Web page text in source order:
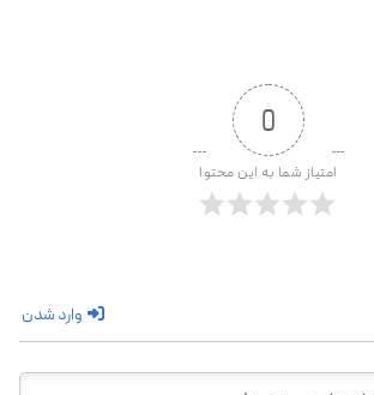
0
امتیاز شما به این محتوا
وارد شدن